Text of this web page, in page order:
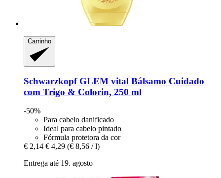
Carrinho
SchwarzkopfGLEM vital Bálsamo Cuidado
com Trigo & Colorin, 250 ml
-50%
Para cabelo danificado
Ideal para cabelo pintado
Fórmula protetora da cor
€ 2,14 € 4,29 (€ 8,56 / l)
Entrega até 19. agosto